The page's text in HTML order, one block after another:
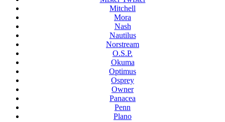
Mitchell
Mora
Nash
Nautilus
Norstream
O.S.P.
Okuma
Optimus
Osprey
Owner
Panacea
Penn
Plano